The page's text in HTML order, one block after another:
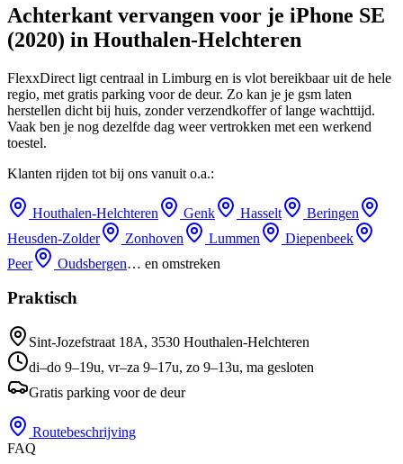
Achterkant vervangen voor je iPhone SE
(2020) in Houthalen-Helchteren
FlexxDirect ligt centraal in Limburg en is vlot bereikbaar uit de hele
regio, met gratis parking voor de deur. Zo kan je je gsm laten
herstellen dicht bij huis, zonder verzendkoffer of lange wachttijd.
Vaak ben je nog dezelfde dag weer vertrokken met een werkend
toestel.
Klanten rijden tot bij ons vanuit o.a.:
Houthalen-Helchteren Genk Hasselt
Beringen
Heusden-Zolder
Zonhoven Lummen
Diepenbeek
Peer
Oudsbergen… en omstreken
Praktisch
Sint-Jozefstraat 18A, 3530 Houthalen-Helchteren
di–do 9–19u, vr–za 9–17u, zo 9–13u, ma gesloten
Gratis parking voor de deur
Routebeschrijving
FAQ